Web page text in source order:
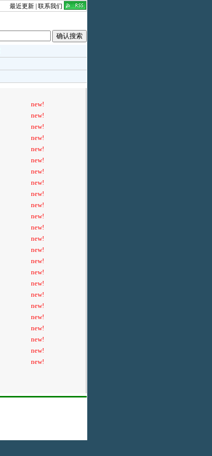
最近更新 联系我们
new!
new!
new!
new!
new!
new!
new!
new!
new!
new!
new!
new!
new!
new!
new!
new!
new!
new!
new!
new!
new!
new!
new!
new!